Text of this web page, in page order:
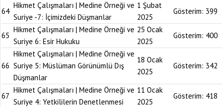
64
Hikmet Çalışmaları | Medine Örneği ve
Suriye -7: İçimizdeki Düşmanlar
1 Şubat
2025
Gösterim: 399
65
Hikmet Çalışmaları | Medine Örneği ve
Suriye 6: Esir Hukuku
25 Ocak
2025
Gösterim: 400
66
Hikmet Çalışmaları | Medine Örneği ve
Suriye 5: Müslüman Görünümlü Dış
Düşmanlar
18 Ocak
2025
Gösterim: 342
67
Hikmet Çalışmaları | Medine Örneği ve
Suriye 4: Yetkililerin Denetlenmesi
11 Ocak
2025
Gösterim: 418